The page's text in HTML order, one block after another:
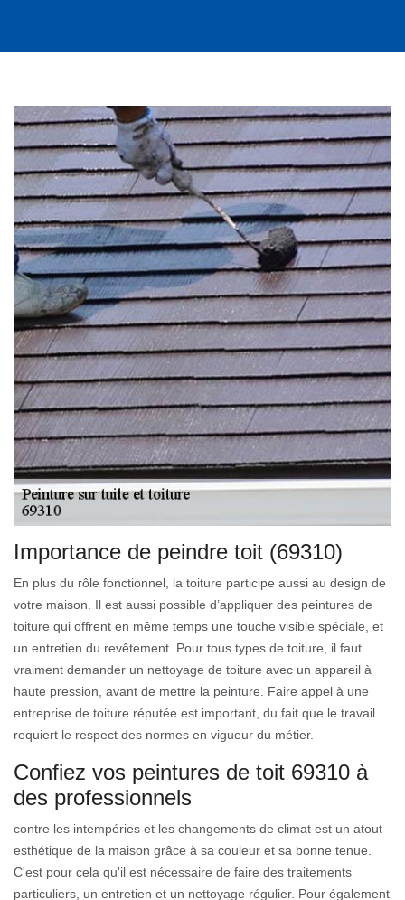
Importance de peindre toit (69310)
En plus du rôle fonctionnel, la toiture participe aussi au design de
votre maison. Il est aussi possible d’appliquer des peintures de
toiture qui offrent en même temps une touche visible spéciale, et
un entretien du revêtement. Pour tous types de toiture, il faut
vraiment demander un nettoyage de toiture avec un appareil à
haute pression, avant de mettre la peinture. Faire appel à une
entreprise de toiture réputée est important, du fait que le travail
requiert le respect des normes en vigueur du métier.
Confiez vos peintures de toit 69310 à
des professionnels
contre les intempéries et les changements de climat est un atout
esthétique de la maison grâce à sa couleur et sa bonne tenue.
C'est pour cela qu'il est nécessaire de faire des traitements
particuliers, un entretien et un nettoyage régulier. Pour également